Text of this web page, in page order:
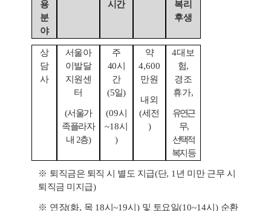
용
분
야
시간
복리
후생
상
담
사
서울아
이발달
지원센
터
(서울가
족플라자
내 2층)
주
40시
간
(5일)
(09시
~18시
)
약
4,600
만원
내외
(세전
)
4대보
험,
경조
휴가,
유연근
무,
선택적
복지 등
※ 퇴직금은 퇴직 시 별도 지급(단, 1 년 미만 근무 시
퇴직금 미지급)
※ 연장(화, 목 18시~19시 ) 및 토요일(10~14시 ) 순환